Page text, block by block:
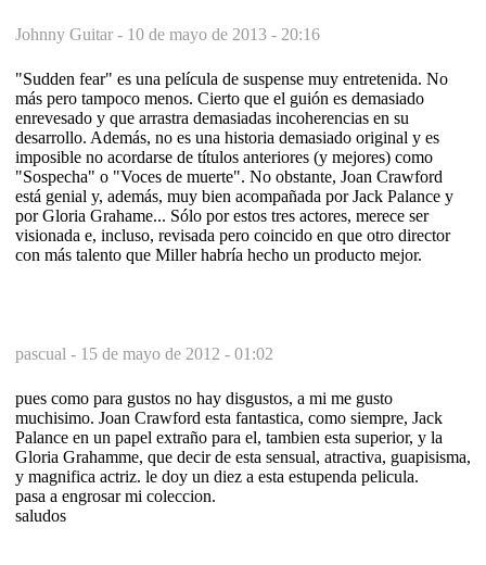
Johnny Guitar - 10 de mayo de 2013 - 20:16
"Sudden fear" es una película de suspense muy entretenida. No
más pero tampoco menos. Cierto que el guión es demasiado
enrevesado y que arrastra demasiadas incoherencias en su
desarrollo. Además, no es una historia demasiado original y es
imposible no acordarse de títulos anteriores (y mejores) como
"Sospecha" o "Voces de muerte". No obstante, Joan Crawford
está genial y, además, muy bien acompañada por Jack Palance y
por Gloria Grahame... Sólo por estos tres actores, merece ser
visionada e, incluso, revisada pero coincido en que otro director
con más talento que Miller habría hecho un producto mejor.
pascual - 15 de mayo de 2012 - 01:02
pues como para gustos no hay disgustos, a mi me gusto
muchisimo. Joan Crawford esta fantastica, como siempre, Jack
Palance en un papel extraño para el, tambien esta superior, y la
Gloria Grahamme, que decir de esta sensual, atractiva, guapisisma,
y magnifica actriz. le doy un diez a esta estupenda pelicula.
pasa a engrosar mi coleccion.
saludos